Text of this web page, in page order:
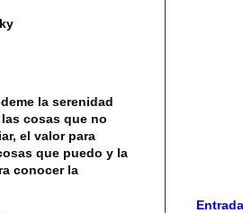
la serenidad
cosas que no
el valor para
que puedo y la
conocer la